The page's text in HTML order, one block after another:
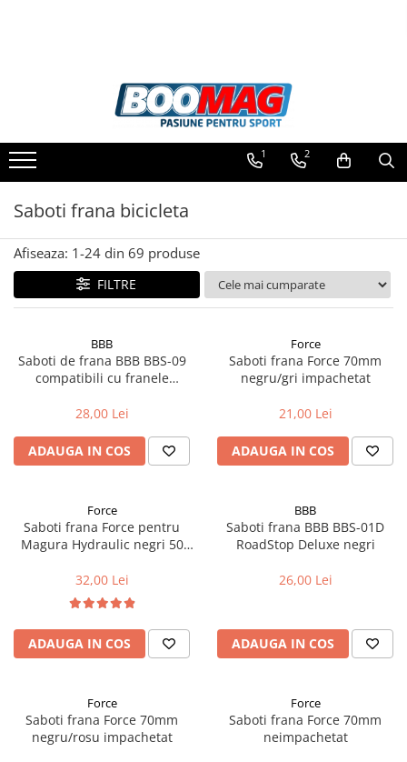
Biciclete copii
Biciclete electrice
Biciclete de oras
Biciclete pliabile
Biciclete de trekking
Biciclete Cursiere, Cyclocross
si Gravel
Scaun bicicleta copii
Portbagaj bicicleta
Antifurt bicicleta
Pompa bicicleta
Accesorii biciclete copii
Bidoane si suporti bicicleta
Suport telefon bicicleta
1 2
Saboti frana bicicleta
Afiseaza: 1-24 din 69 produse
FILTRE
BBB
Saboti de frana BBB BBS-09
compatibili cu franele
28,00 Lei
ADAUGA IN COS
Force
Saboti frana Force 70mm
negru/gri impachetat
21,00 Lei
ADAUGA IN COS
Force
Saboti frana Force pentru
Magura Hydraulic negri 50
32,00 Lei
ADAUGA IN COS
BBB
Saboti frana BBB BBS-01D
RoadStop Deluxe negri
26,00 Lei
ADAUGA IN COS
Force
Saboti frana Force 70mm
negru/rosu impachetat
Force
Saboti frana Force 70mm
neimpachetat